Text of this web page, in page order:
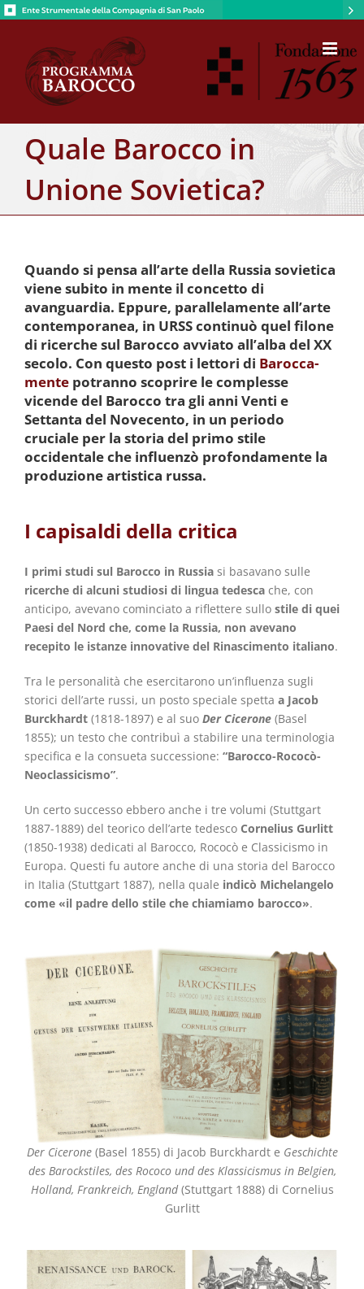
Salta
contenuto
Quale Barocco in
Unione Sovietica?
Quando si pensa all’arte della Russia sovietica
viene subito in mente il concetto di
avanguardia. Eppure, parallelamente all’arte
contemporanea, in URSS continuò quel filone
di ricerche sul Barocco avviato all’alba del XX
secolo. Con questo post i lettori di Barocca-
mente potranno scoprire le complesse
vicende del Barocco tra gli anni Venti e
Settanta del Novecento, in un periodo
cruciale per la storia del primo stile
occidentale che influenzò profondamente la
produzione artistica russa.
I capisaldi della critica
I primi studi sul Barocco in Russia si basavano sulle
ricerche di alcuni studiosi di lingua tedesca che, con
anticipo, avevano cominciato a riflettere sullo stile di quei
Paesi del Nord che, come la Russia, non avevano
recepito le istanze innovative del Rinascimento italiano.
Tra le personalità che esercitarono un’influenza sugli
storici dell’arte russi, un posto speciale spetta a Jacob
Burckhardt (1818-1897) e al suo Der Cicerone (Basel
1855); un testo che contribuì a stabilire una terminologia
specifica e la consueta successione: “Barocco-Rococò-
Neoclassicismo”.
Un certo successo ebbero anche i tre volumi (Stuttgart
1887-1889) del teorico dell’arte tedesco Cornelius Gurlitt
(1850-1938) dedicati al Barocco, Rococò e Classicismo in
Europa. Questi fu autore anche di una storia del Barocco
in Italia (Stuttgart 1887), nella quale indicò Michelangelo
come «il padre dello stile che chiamiamo barocco».
Der Cicerone(Basel 1855) di Jacob Burckhardt e Geschichte
des Barockstiles, des Rococo und des Klassicismus in Belgien,
Holland, Frankreich, England(Stuttgart 1888) di Cornelius
Gurlitt